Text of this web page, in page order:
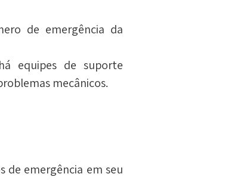
de emergência da
equipes de suporte
mecânicos.
de emergência em seu